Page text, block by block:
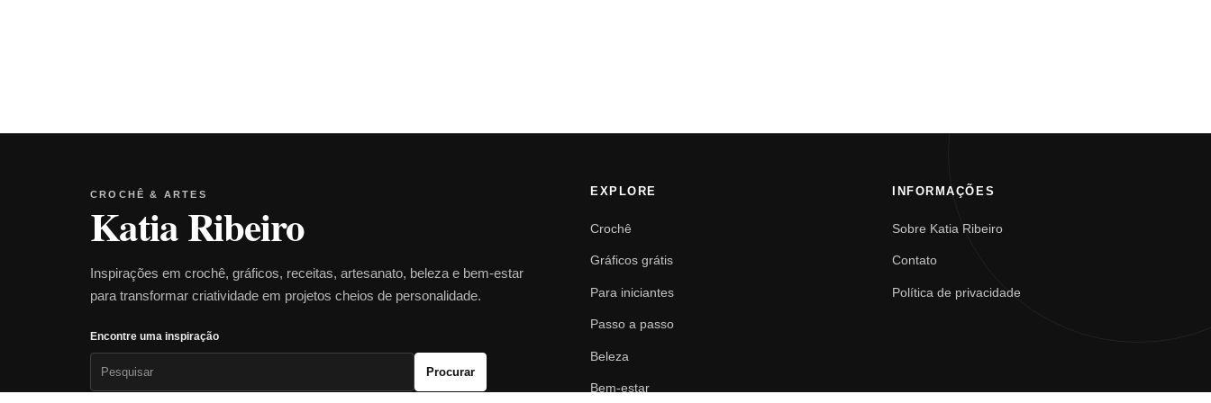
CROCHÊ & ARTES
Katia Ribeiro
Inspirações em crochê, gráficos, receitas, artesanato, beleza e bem-estar
para transformar criatividade em projetos cheios de personalidade.
Encontre uma inspiração
Procurar
EXPLORE
Crochê
Gráficos grátis
Para iniciantes
Passo a passo
Beleza
Bem-estar
INFORMAÇÕES
Sobre Katia Ribeiro
Contato
Política de privacidade